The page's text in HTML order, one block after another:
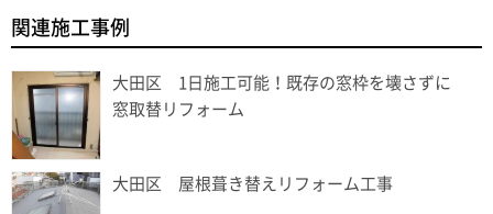
関連施工事例
大田区 1日施工可能！既存の窓枠を壊さずに
窓取替リフォーム
大田区 屋根葺き替えリフォーム工事